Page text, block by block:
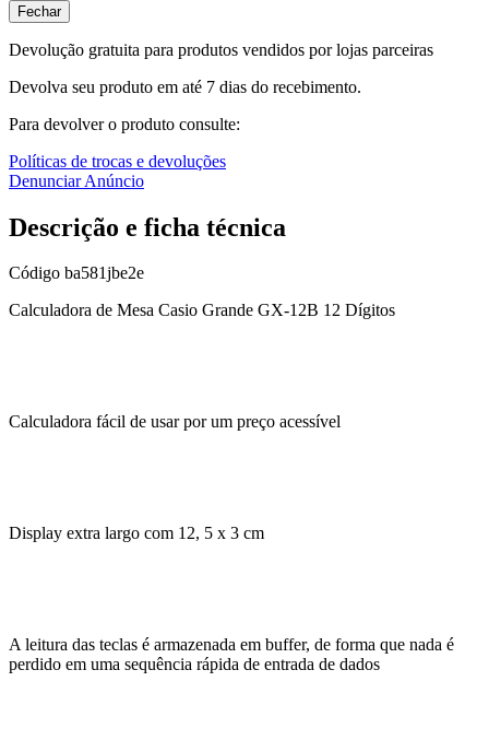
Fechar
Devolução gratuita para produtos vendidos por lojas parceiras
Devolva seu produto em até 7 dias do recebimento.
Para devolver o produto consulte:
Políticas de trocas e devoluções
Denunciar Anúncio
Descrição e ficha técnica
Código ba581jbe2e
Calculadora de Mesa Casio Grande GX-12B 12 Dígitos
Calculadora fácil de usar por um preço acessível
Display extra largo com 12, 5 x 3 cm
A leitura das teclas é armazenada em buffer, de forma que nada é
perdido em uma sequência rápida de entrada de dados